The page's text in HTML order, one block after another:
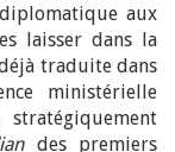
aux
laisser dans la
traduite dans
ministérielle
des premiers